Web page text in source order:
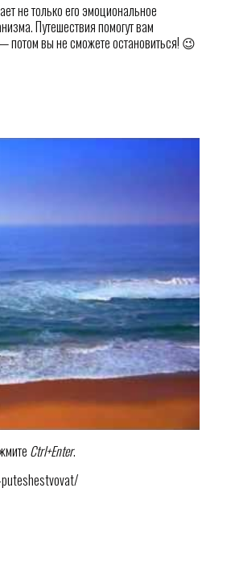
не только его эмоциональное
Путешествия помогут вам
потом вы не сможете остановиться! 😉
Ctrl+Enter.